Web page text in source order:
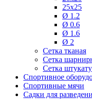
25х25
Ø 1.2
Ø 0.6
Ø 1.6
Ø 2
Сетка тканая
Сетка
Сетка
Спортивное
Спортивные мячи
Садки для